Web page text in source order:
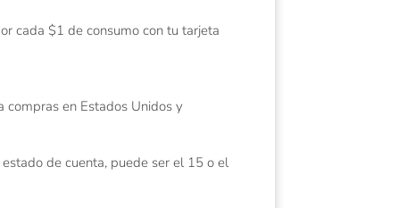
cada $1 de consumo con tu tarjeta
compras en Estados Unidos y
de cuenta, puede ser el 15 o el